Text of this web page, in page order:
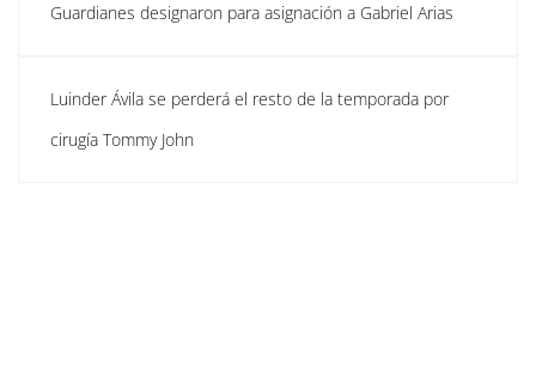
Guardianes designaron para asignación a Gabriel Arias
Luinder Ávila se perderá el resto de la temporada por
cirugía Tommy John